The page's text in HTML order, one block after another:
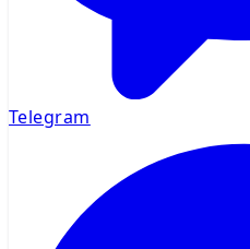
Telegram